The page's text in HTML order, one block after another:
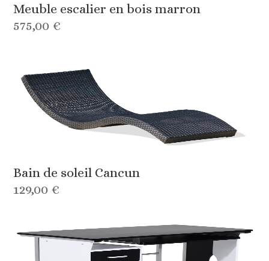
Meuble escalier en bois marron
575,00 €
Bain de soleil Cancun
129,00 €